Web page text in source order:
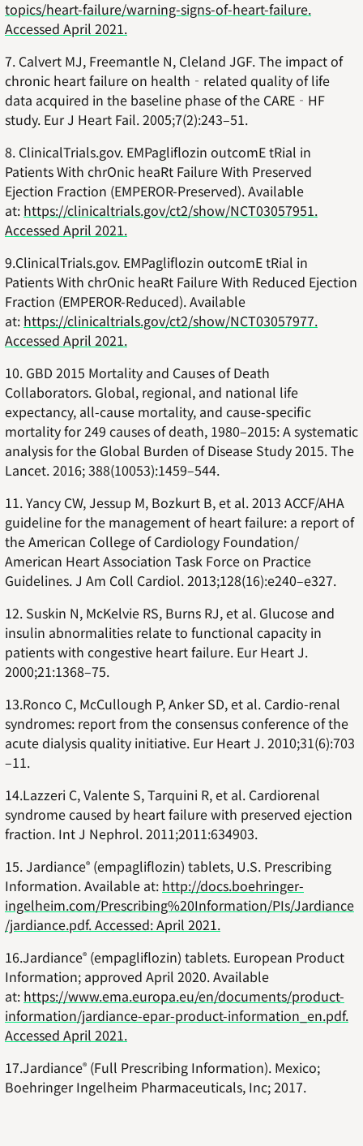
topics/heart-failure/warning-signs-of-heart-failure.
Accessed April 2021.
7. Calvert MJ, Freemantle N, Cleland JGF. The impact of
chronic heart failure on health‐related quality of life
data acquired in the baseline phase of the CARE‐HF
study. Eur J Heart Fail. 2005;7(2):243–51.
8. ClinicalTrials.gov. EMPagliflozin outcomE tRial in
Patients With chrOnic heaRt Failure With Preserved
Ejection Fraction (EMPEROR-Preserved). Available
at: https://clinicaltrials.gov/ct2/show/NCT03057951.
Accessed April 2021.
9.ClinicalTrials.gov. EMPagliflozin outcomE tRial in
Patients With chrOnic heaRt Failure With Reduced Ejection
Fraction (EMPEROR-Reduced). Available
at: https://clinicaltrials.gov/ct2/show/NCT03057977.
Accessed April 2021.
10. GBD 2015 Mortality and Causes of Death
Collaborators. Global, regional, and national life
expectancy, all-cause mortality, and cause-specific
mortality for 249 causes of death, 1980–2015: A systematic
analysis for the Global Burden of Disease Study 2015. The
Lancet. 2016; 388(10053):1459–544.
11. Yancy CW, Jessup M, Bozkurt B, et al. 2013 ACCF/AHA
guideline for the management of heart failure: a report of
the American College of Cardiology Foundation/
American Heart Association Task Force on Practice
Guidelines. J Am Coll Cardiol. 2013;128(16):e240–e327.
12. Suskin N, McKelvie RS, Burns RJ, et al. Glucose and
insulin abnormalities relate to functional capacity in
patients with congestive heart failure. Eur Heart J.
2000;21:1368–75.
13.Ronco C, McCullough P, Anker SD, et al. Cardio-renal
syndromes: report from the consensus conference of the
acute dialysis quality initiative. Eur Heart J. 2010;31(6):703
–11.
14.Lazzeri C, Valente S, Tarquini R, et al. Cardiorenal
syndrome caused by heart failure with preserved ejection
fraction. Int J Nephrol. 2011;2011:634903.
15. Jardiance® (empagliflozin) tablets, U.S. Prescribing
Information. Available at: http://docs.boehringer-
ingelheim.com/Prescribing%20Information/PIs/Jardiance
/jardiance.pdf. Accessed: April 2021.
16.Jardiance® (empagliflozin) tablets. European Product
Information; approved April 2020. Available
at: https://www.ema.europa.eu/en/documents/product-
information/jardiance-epar-product-information_en.pdf.
Accessed April 2021.
17.Jardiance® (Full Prescribing Information). Mexico;
Boehringer Ingelheim Pharmaceuticals, Inc; 2017.